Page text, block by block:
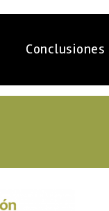
Conclusiones